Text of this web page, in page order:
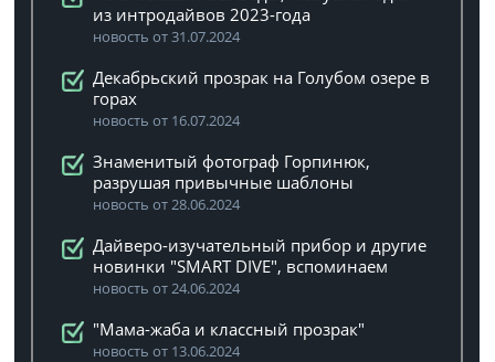
из интродайвов 2023-года
новость от 31.07.2024
Декабрьский прозрак на Голубом озере в
горах
новость от 16.07.2024
Знаменитый фотограф Горпинюк,
разрушая привычные шаблоны
новость от 28.06.2024
Дайверо-изучательный прибор и другие
новинки "SMART DIVE", вспоминаем
новость от 24.06.2024
"Мама-жаба и классный прозрак"
новость от 13.06.2024